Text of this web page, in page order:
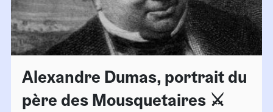
Alexandre Dumas, portrait du
père des Mousquetaires ⚔️